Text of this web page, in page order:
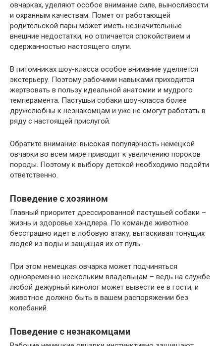
овчарках, уделяют особое внимание силе, выносливости
и охранным качествам. Помет от работающей
родительской пары может иметь незначительные
внешние недостатки, но отличается спокойствием и
сдержанностью настоящего слуги.
В питомниках шоу-класса особое внимание уделяется
экстерьеру. Поэтому рабочими навыками приходится
жертвовать в пользу идеальной анатомии и мудрого
темперамента. Пастушьи собаки шоу-класса более
дружелюбны к незнакомцам и уже не смогут работать в
ряду с настоящей прислугой.
Обратите внимание: высокая популярность немецкой
овчарки во всем мире приводит к увеличению пороков
породы. Поэтому к выбору детской необходимо подойти
ответственно.
Поведение с хозяином
Главный приоритет дрессированной пастушьей собаки –
жизнь и здоровье хэндлера. По команде животное
бесстрашно идет в лобовую атаку, вытаскивая тонущих
людей из воды и защищая их от пуль.
При этом немецкая овчарка может подчиняться
одновременно нескольким владельцам – ведь на службе
любой дежурный кинолог может вывести ее в гости, и
животное должно быть в вашем распоряжении без
колебаний.
Поведение с незнакомцами